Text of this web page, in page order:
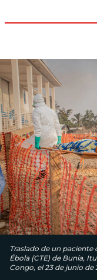
Traslado de un
Ébola (CTE) de Bunia,
Congo, el 23 de junio